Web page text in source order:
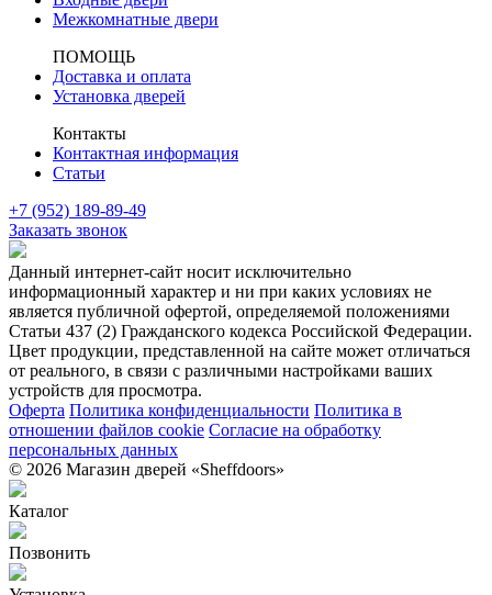
Межкомнатные двери
ПОМОЩЬ
Доставка и оплата
Установка дверей
Контакты
Контактная информация
Статьи
+7 (952) 189-89-49
Заказать звонок
Данный интернет-сайт носит исключительно
информационный характер и ни при каких условиях не
является публичной офертой, определяемой положениями
Статьи 437 (2) Гражданского кодекса Российской Федерации.
Цвет продукции, представленной на сайте может отличаться
от реального, в связи с различными настройками ваших
устройств для просмотра.
Оферта Политика конфиденциальности Политика в
отношении файлов cookie Согласие на обработку
персональных данных
© 2026 Магазин дверей «Sheffdoors»
Каталог
Позвонить